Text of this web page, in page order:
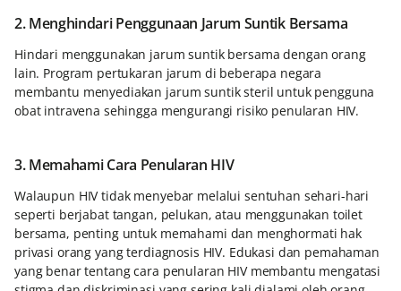
2. Menghindari Penggunaan Jarum Suntik Bersama
Hindari menggunakan jarum suntik bersama dengan orang
lain. Program pertukaran jarum di beberapa negara
membantu menyediakan jarum suntik steril untuk pengguna
obat intravena sehingga mengurangi risiko penularan HIV.
3. Memahami Cara Penularan HIV
Walaupun HIV tidak menyebar melalui sentuhan sehari-hari
seperti berjabat tangan, pelukan, atau menggunakan toilet
bersama, penting untuk memahami dan menghormati hak
privasi orang yang terdiagnosis HIV. Edukasi dan pemahaman
yang benar tentang cara penularan HIV membantu mengatasi